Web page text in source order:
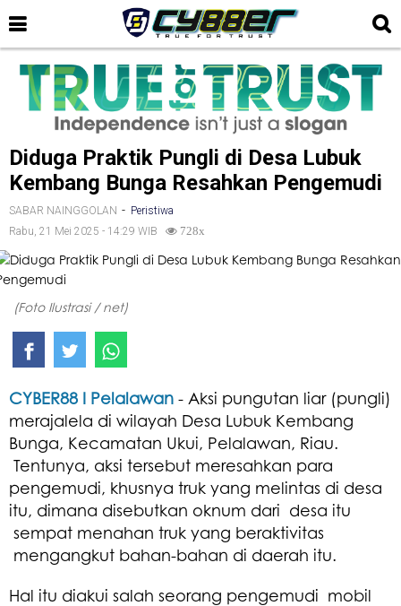
Diduga Praktik Pungli di Desa Lubuk
Kembang Bunga Resahkan Pengemudi
SABAR NAINGGOLAN - Peristiwa
Rabu, 21 Mei 2025 - 14:29 WIB
728x
(Foto Ilustrasi / net)
CYBER88 I Pelalawan - Aksi pungutan liar (pungli)
merajalela di wilayah Desa Lubuk Kembang
Bunga, Kecamatan Ukui, Pelalawan, Riau.
Tentunya, aksi tersebut meresahkan para
pengemudi, khusnya truk yang melintas di desa
itu, dimana disebutkan oknum dari desa itu
sempat menahan truk yang beraktivitas
mengangkut bahan-bahan di daerah itu.
Hal itu diakui salah seorang pengemudi mobil